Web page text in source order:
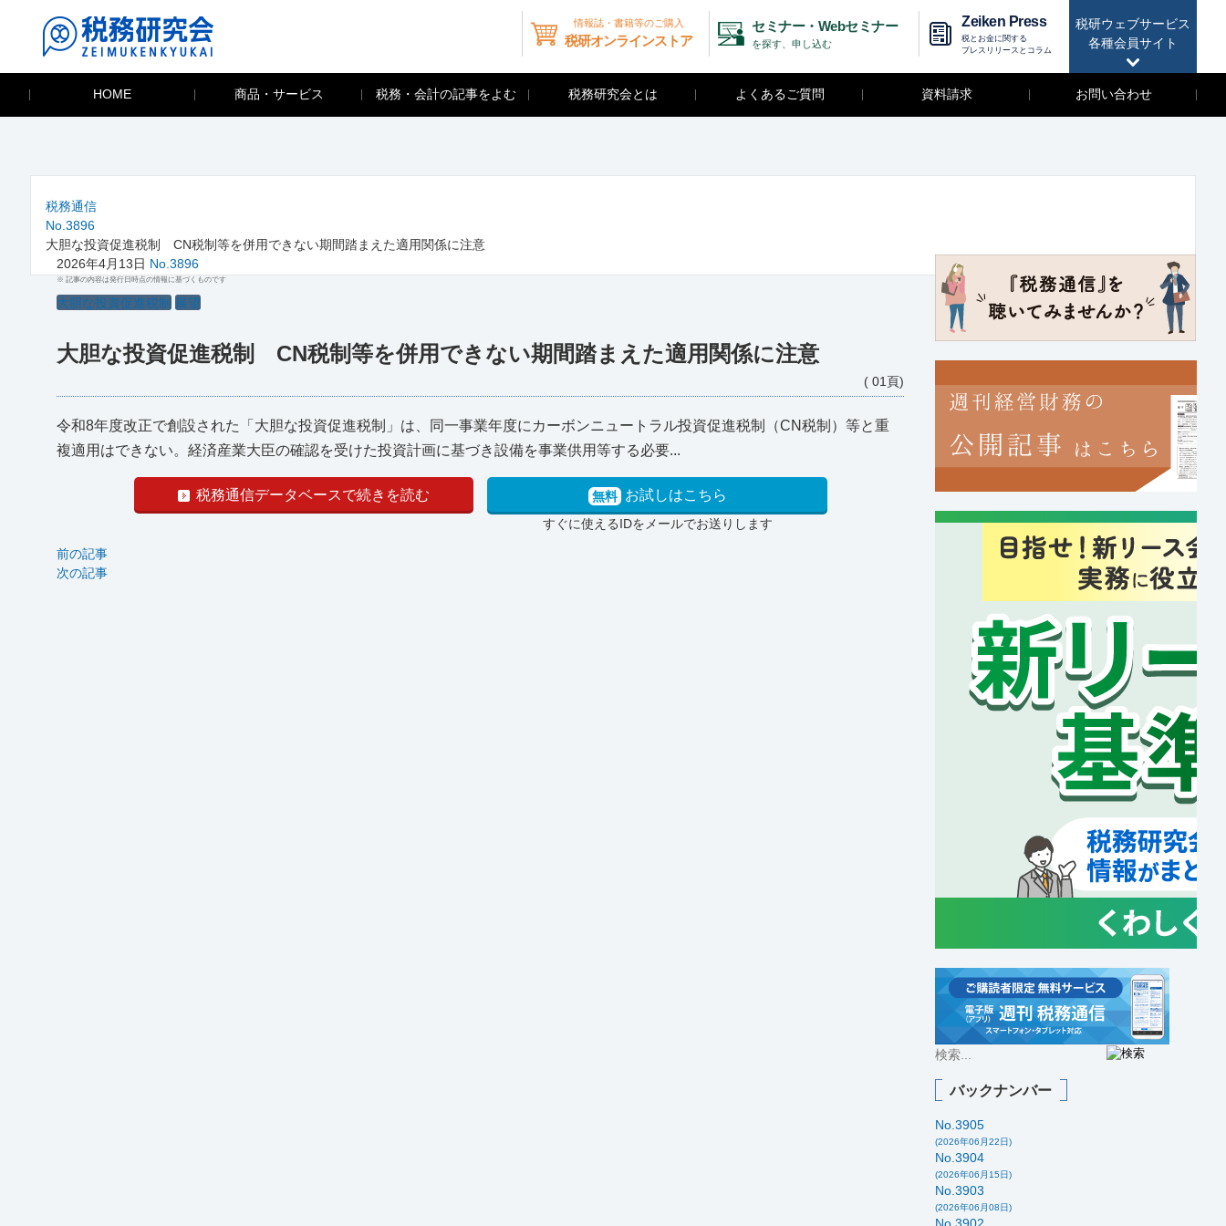
税研ウェブサービス
各種会員サイト
情報誌・書籍等のご購入
税研オンラインストア
セミナー・Webセミナー
を探す、申し込む
Zeiken Press
税とお金に関する
プレスリリースとコラム
HOME 商品・サービス 税務・会計の記事をよむ 税務研究会とは よくあるご質問 資料請求 お問い合わせ
税務通信
No.3896
大胆な投資促進税制 CN税制等を併用できない期間踏まえた適用関係に注意
2026年4月13日 No.3896
※ 記事の内容は発行日時点の情報に基づくものです
大胆な投資促進税制 展望
大胆な投資促進税制 CN税制等を併用できない期間踏まえた適用関係に注意
( 01頁)
令和8年度改正で創設された「大胆な投資促進税制」は、同一事業年度にカーボンニュートラル投資促進税制（CN税制）等と重
複適用はできない。経済産業大臣の確認を受けた投資計画に基づき設備を事業供用等する必要...
税務通信データベースで続きを読む 無料 お試しはこちら
すぐに使えるIDをメールでお送りします
前の記事
次の記事
バックナンバー
No.3905
(2026年06月22日)
No.3904
(2026年06月15日)
No.3903
(2026年06月08日)